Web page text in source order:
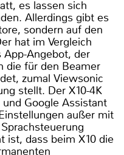
es lassen sich
Allerdings gibt es
sondern auf den
hat im Vergleich
App-Angebot, der
die für den Beamer
zumal Viewsonic
stellt. Der X10-4K
Google Assistant
außer mit
ist, dass beim X10 die